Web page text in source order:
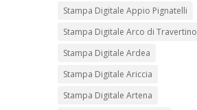
Stampa Digitale Appio Pignatelli
Stampa Digitale Arco di Travertino
Stampa Digitale Ardea
Stampa Digitale Ariccia
Stampa Digitale Artena